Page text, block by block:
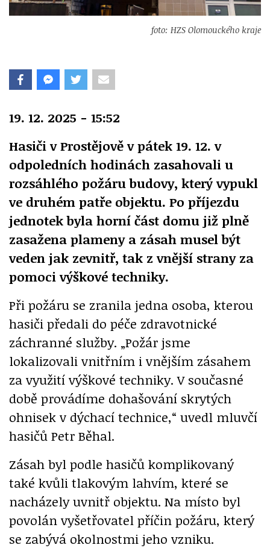
foto: HZS Olomouckého kraje
19. 12. 2025 - 15:52
Hasiči v Prostějově v pátek 19. 12. v
odpoledních hodinách zasahovali u
rozsáhlého požáru budovy, který vypukl
ve druhém patře objektu. Po příjezdu
jednotek byla horní část domu již plně
zasažena plameny a zásah musel být
veden jak zevnitř, tak z vnější strany za
pomoci výškové techniky.
Při požáru se zranila jedna osoba, kterou
hasiči předali do péče zdravotnické
záchranné služby. „Požár jsme
lokalizovali vnitřním i vnějším zásahem
za využití výškové techniky. V současné
době provádíme dohašování skrytých
ohnisek v dýchací technice,“ uvedl mluvčí
hasičů Petr Běhal.
Zásah byl podle hasičů komplikovaný
také kvůli tlakovým lahvím, které se
nacházely uvnitř objektu. Na místo byl
povolán vyšetřovatel příčin požáru, který
se zabývá okolnostmi jeho vzniku.